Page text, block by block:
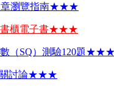
章瀏覽指南★★★
櫃電子書★★★
（SQ）測驗120題
關討論★★★